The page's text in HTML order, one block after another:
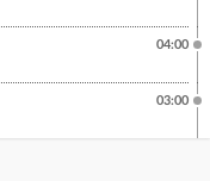
04:00
03:00